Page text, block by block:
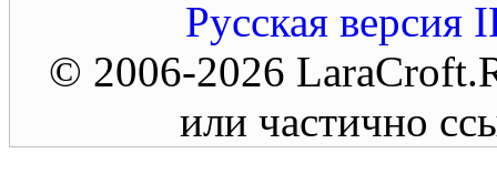
Русская версия
© 2006-2026
или частично